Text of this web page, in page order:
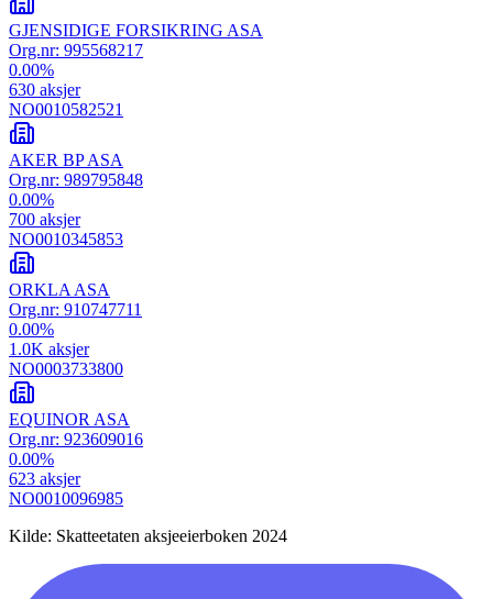
GJENSIDIGE FORSIKRING ASA
Org.nr: 995568217
0.00%
630 aksjer
NO0010582521
AKER BP ASA
Org.nr: 989795848
0.00%
700 aksjer
NO0010345853
ORKLA ASA
Org.nr: 910747711
0.00%
1.0K aksjer
NO0003733800
EQUINOR ASA
Org.nr: 923609016
0.00%
623 aksjer
NO0010096985
Kilde: Skatteetaten aksjeeierboken 2024